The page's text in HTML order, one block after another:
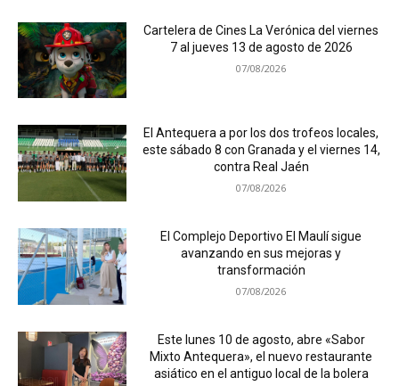
Cartelera de Cines La Verónica del viernes
7 al jueves 13 de agosto de 2026
07/08/2026
El Antequera a por los dos trofeos locales,
este sábado 8 con Granada y el viernes 14,
contra Real Jaén
07/08/2026
El Complejo Deportivo El Maulí sigue
avanzando en sus mejoras y
transformación
07/08/2026
Este lunes 10 de agosto, abre «Sabor
Mixto Antequera», el nuevo restaurante
asiático en el antiguo local de la bolera